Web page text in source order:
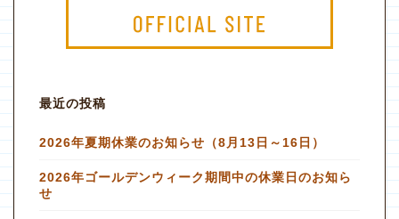
最近の投稿
2026年夏期休業のお知らせ（8月13日～16日）
2026年ゴールデンウィーク期間中の休業日のお知ら
せ